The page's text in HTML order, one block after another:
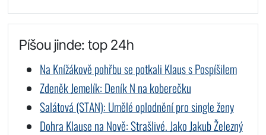
Píšou jinde: top 24h
Na Knížákově pohřbu se potkali Klaus s Pospíšilem
Zdeněk Jemelík: Deník N na koberečku
Salátová (STAN): Umělé oplodnění pro single ženy
Dohra Klause na Nově: Strašlivé. Jako Jakub Železný